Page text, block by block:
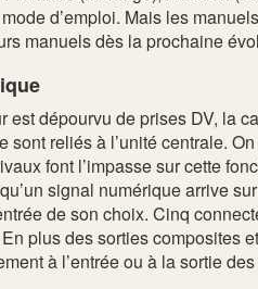
d’emploi. Mais les
manuels dès la prochaine
est dépourvu de prises DV, la
sont reliés à l’unité centrale.
font l’impasse sur cette
signal numérique arrive
de son choix. Cinq
plus des sorties composites
à l’entrée ou à la sortie